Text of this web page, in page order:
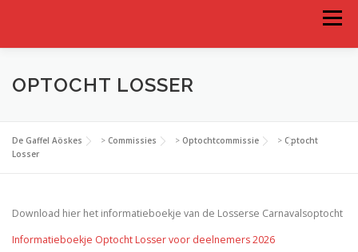
Menu
HOME AGENDA DE GAFFEL AÖSKES
HOOGHEDEN JEUGD JONGEREN
OPTOCHT LOSSER
De Gaffel Aöskes > Commissies > Optochtcommissie > Optocht
Losser
Download hier het informatieboekje van de Losserse Carnavalsoptocht
Informatieboekje Optocht Losser voor deelnemers 2026